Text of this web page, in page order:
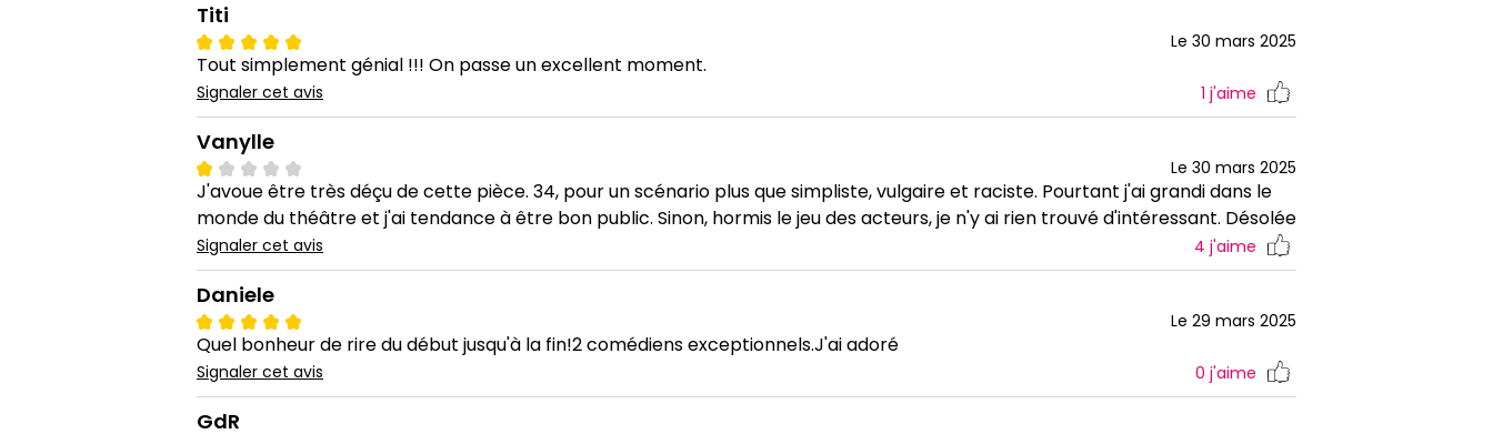
Titi
Le 30 mars 2025
Tout simplement génial !!! On passe un excellent moment.
Signaler cet avis 1 j'aime
Vanylle
Le 30 mars 2025
J'avoue être très déçu de cette pièce. 34, pour un scénario plus que simpliste, vulgaire et raciste. Pourtant j'ai grandi dans le
monde du théâtre et j'ai tendance à être bon public. Sinon, hormis le jeu des acteurs, je n'y ai rien trouvé d'intéressant. Désolée
Signaler cet avis 4 j'aime
Daniele
Le 29 mars 2025
Quel bonheur de rire du début jusqu'à la fin!2 comédiens exceptionnels.J'ai adoré
Signaler cet avis 0 j'aime
GdR